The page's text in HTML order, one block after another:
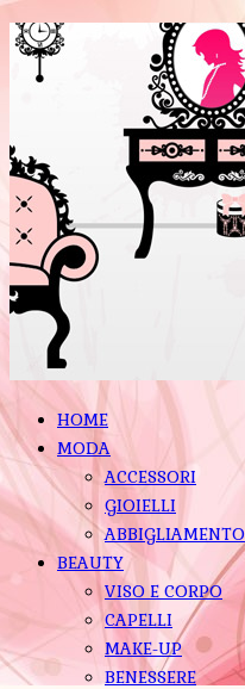
HOME
MODA
ACCESSORI
GIOIELLI
ABBIGLIAMENTO
BEAUTY
VISO E CORPO
CAPELLI
MAKE-UP
BENESSERE